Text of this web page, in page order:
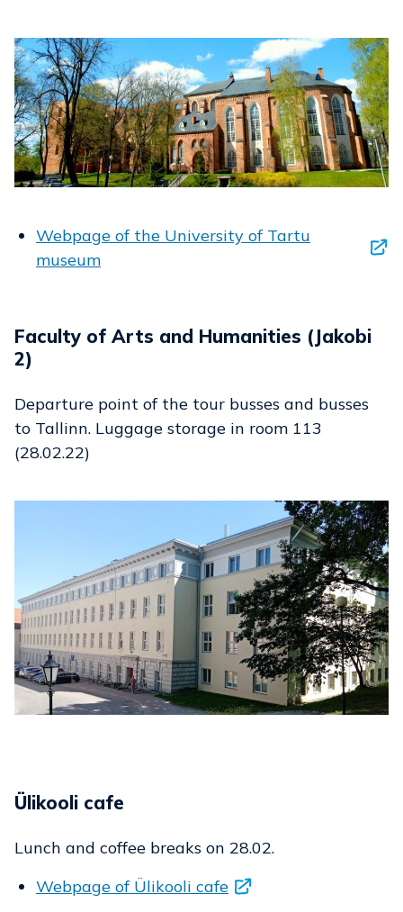
Webpage of the University of Tartu
museum
Faculty of Arts and Humanities (Jakobi
2)
Departure point of the tour busses and busses
to Tallinn. Luggage storage in room 113
(28.02.22)
Ülikooli cafe
Lunch and coffee breaks on 28.02.
Webpage of Ülikooli cafe